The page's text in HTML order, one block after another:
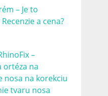
– Je to
a cena?
–
ortéza na
nosa na korekciu
tvaru nosa